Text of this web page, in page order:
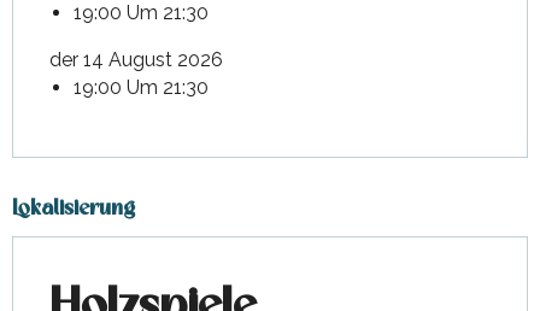
19:00 Um 21:30
der 14 August 2026
19:00 Um 21:30
Lokalisierung